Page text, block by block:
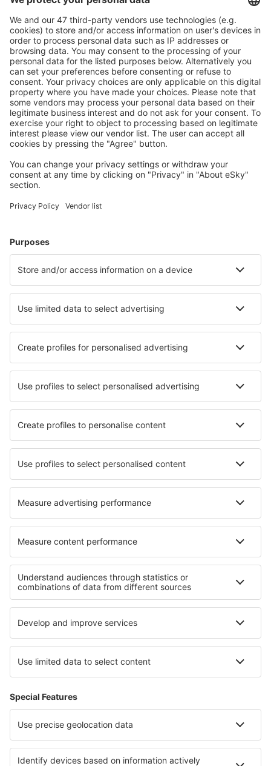
Ofertă adaptată aşteptărilor tale.
Planifică ȋn siguranţă
Rezervare fără griji cu opțiune gratuită de anulare.
Economiseşte mai mult
Prețuri atractive și oferte speciale pentru utilizatorii
conectați.
Alege din peste 1,3 mil. de opţiuni: hoteluri, cabane,
apartamente și altele.
Cazare în Italia - Orașe populare
Cazare în Palermo Cazare în Milano Cazare în Florenţa
Cazare în Napoli Cazare în Roma
Cazare în Golfo Aranci Cazare în Levanto
Cele mai bune locuri de cazare - orașe
Cazare în Khujand Cazare în Cuiry-lès-Chaudardes
Cazare în Burjassot Cazare Dimbach
Cazare în Waterton Cazare în Sant Esteve Sesrovires
Cele mai bune locuri de cazare - regiuni
Cazare in Campania Cazare in Toscana
Cazare în Cinque Terre Cazare in Liguria
Cazare in Capri Island Cazare in Famagusta Region
Cazare în Slovacia Cazare in Manyeleti Game Reserve